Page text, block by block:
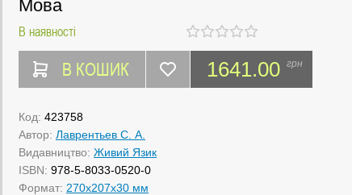
Мова
В наявності
В КОШИК 1641.00 грн
Код: 423758
Автор: Лаврентьев С. А.
Видавництво: Живий Язик
ISBN: 978-5-8033-0520-0
Формат: 270x207x30 мм